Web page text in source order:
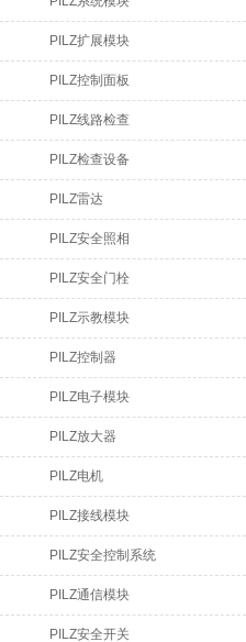
PILZ扩展模块
PILZ控制面板
PILZ线路检查
PILZ检查设备
PILZ雷达
PILZ安全照相
PILZ安全门栓
PILZ示教模块
PILZ控制器
PILZ电子模块
PILZ放大器
PILZ电机
PILZ接线模块
PILZ安全控制系统
PILZ通信模块
PILZ安全开关